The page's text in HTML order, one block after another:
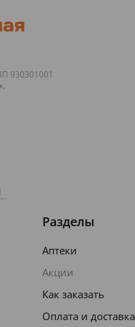
930301001
Разделы
Аптеки
Акции
Как заказать
Оплата и доставка